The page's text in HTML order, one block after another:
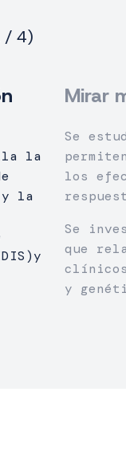
la
y la
Mirar
Se
los
Se
que
y